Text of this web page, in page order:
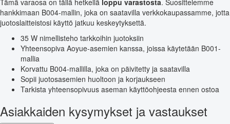
Tämä varaosa on tällä hetkellä loppu varastosta. Suosittelemme
hankkimaan B004-mallin, joka on saatavilla verkkokaupassamme, jotta
juotoslaitteistosi käyttö jatkuu keskeytyksettä.
35 W nimellisteho tarkkoihin juotoksiin
Yhteensopiva Aoyue-asemien kanssa, joissa käytetään B001-
mallia
Korvattu B004-mallilla, joka on päivitetty ja saatavilla
Sopii juotosasemien huoltoon ja korjaukseen
Tarkista yhteensopivuus aseman käyttöohjeesta ennen ostoa
Asiakkaiden kysymykset ja vastaukset